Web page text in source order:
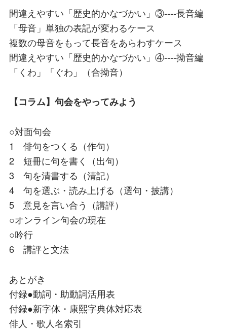
間違えやすい「歴史的かなづかい」③----長音編
「母音」単独の表記が変わるケース
複数の母音をもって長音をあらわすケース
間違えやすい「歴史的かなづかい」④----拗音編
「くわ」「ぐわ」（合拗音）
【コラム】句会をやってみよう
○対面句会
1 俳句をつくる（作句）
2 短冊に句を書く（出句）
3 句を清書する（清記）
4 句を選ぶ・読み上げる（選句・披講）
5 意見を言い合う（講評）
○オンライン句会の現在
○吟行
6 講評と文法
あとがき
付録●動詞・助動詞活用表
付録●新字体・康熙字典体対応表
俳人・歌人名索引